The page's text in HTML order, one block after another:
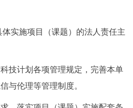
实施项目（课题）的法人责任主
计划各项管理规定，完善本单
与伦理等管理制度。